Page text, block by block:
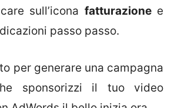
sull’icona fatturazionee
passo passo.
per generare una campagna
sponsorizzi il tuo video